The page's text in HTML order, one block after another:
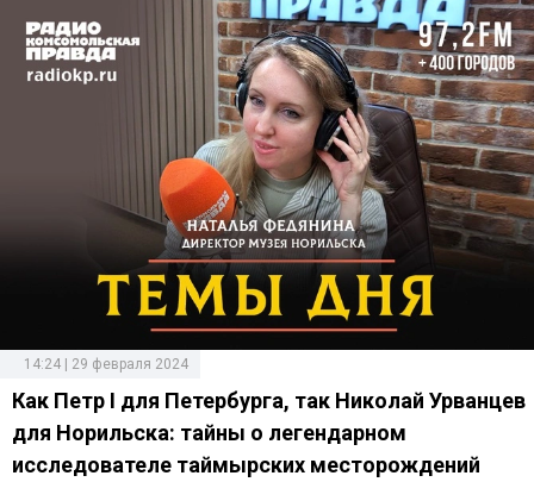
14:24 | 29 февраля 2024
Как Петр I для Петербурга, так Николай Урванцев
для Норильска: тайны о легендарном
исследователе таймырских месторождений